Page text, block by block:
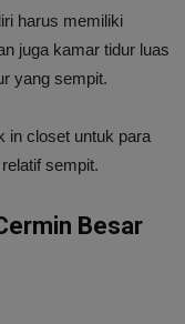
harus memiliki
juga kamar tidur luas
yang sempit.
in closet untuk para
sempit.
Besar